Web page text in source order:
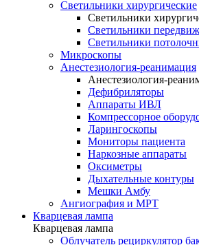
Светильники хирургические
Светильники
Светильники
Светильники
Микроскопы
Анестезиология-реанимация
Анестезиология-
Дефибриляторы
Аппараты ИВЛ
Компрессорное
Ларингоскопы
Мониторы пациента
Наркозные аппараты
Оксиметры
Дыхательные контуры
Мешки Амбу
Ангиография и МРТ
Кварцевая лампа
Кварцевая лампа
Облучатель рециркулятор